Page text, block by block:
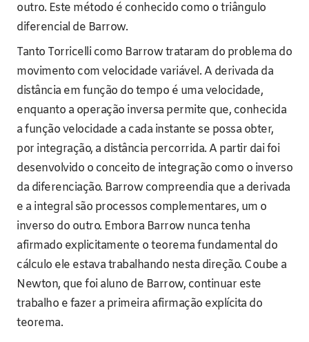
outro. Este método é conhecido como o triângulo
diferencial de Barrow.
Tanto Torricelli como Barrow trataram do problema do
movimento com velocidade variável. A derivada da
distância em função do tempo é uma velocidade,
enquanto a operação inversa permite que, conhecida
a função velocidade a cada instante se possa obter,
por integração, a distância percorrida. A partir dai foi
desenvolvido o conceito de integração como o inverso
da diferenciação. Barrow compreendia que a derivada
e a integral são processos complementares, um o
inverso do outro. Embora Barrow nunca tenha
afirmado explicitamente o teorema fundamental do
cálculo ele estava trabalhando nesta direção. Coube a
Newton, que foi aluno de Barrow, continuar este
trabalho e fazer a primeira afirmação explícita do
teorema.